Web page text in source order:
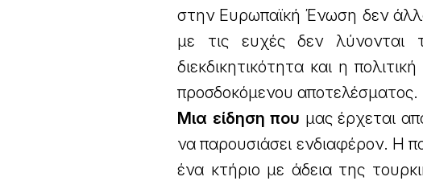
στην Ευρωπαϊκή Ένωση δεν
με τις ευχές δεν
διεκδικητικότητα και η
προσδοκόμενου αποτελέσματος.
Μια είδηση που μας έρχεται
να παρουσιάσει ενδιαφέρον. Η
ένα κτήριο με άδεια της